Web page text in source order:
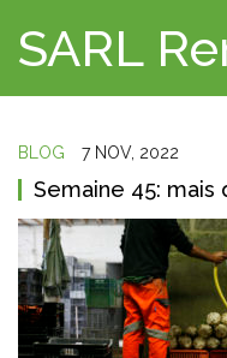
SARL
BLOG 7 NOV, 2022
Semaine 45: mais